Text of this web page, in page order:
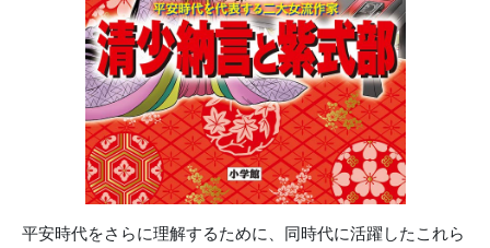
平安時代をさらに理解するために、同時代に活躍したこれら